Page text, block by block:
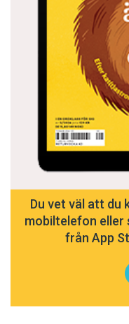
Du vet väl att du
mobiltelefon eller
från App